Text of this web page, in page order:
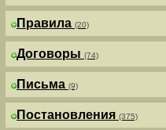
Правила (20)
Договоры (74)
Письма (9)
Постановления (375)